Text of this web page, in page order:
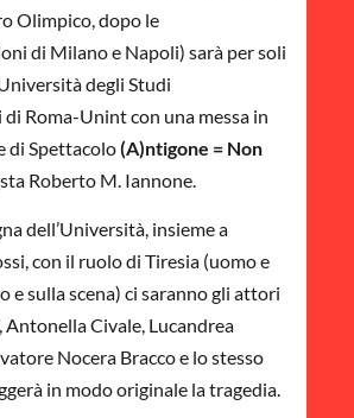
Olimpico, dopo le
di Milano e Napoli) sarà per soli
degli Studi
Roma-Unint con una messa in
di Spettacolo(A)ntigone = Non
Roberto M. Iannone.
dell’Università, insieme a
con il ruolo di Tiresia (uomo e
e sulla scena) ci saranno gli attori
Antonella Civale, Lucandrea
Nocera Bracco e lo stesso
in modo originale la tragedia.